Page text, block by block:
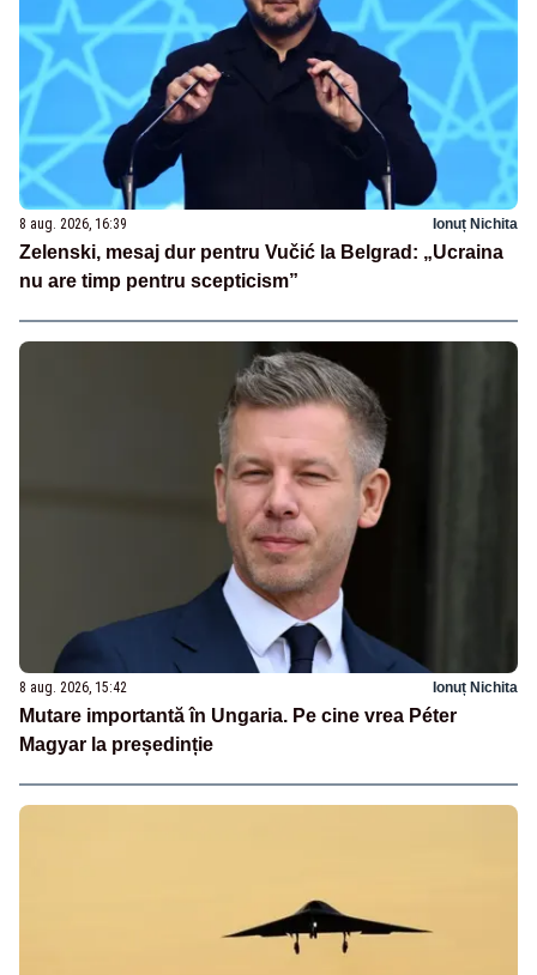
8 aug. 2026, 16:39 Ionuț Nichita
Zelenski, mesaj dur pentru Vučić la Belgrad: „Ucraina
nu are timp pentru scepticism”
8 aug. 2026, 15:42 Ionuț Nichita
Mutare importantă în Ungaria. Pe cine vrea Péter
Magyar la președinție